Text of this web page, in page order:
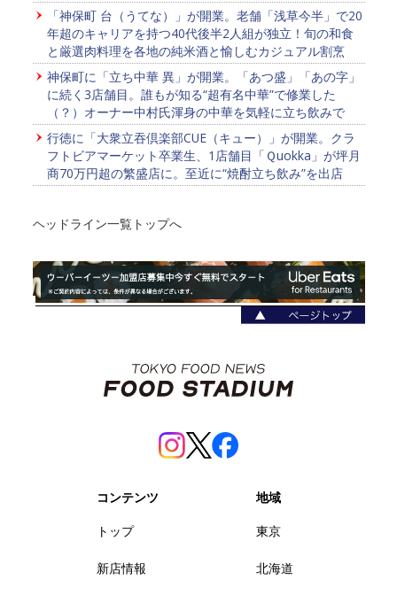
「神保町 台（うてな）」が開業。老舗「浅草今半」で20
年超のキャリアを持つ40代後半2人組が独立！旬の和食
と厳選肉料理を各地の純米酒と愉しむカジュアル割烹
神保町に「立ち中華 異」が開業。「あつ盛」「あの字」
に続く3店舗目。誰もが知る“超有名中華”で修業した
（？）オーナー中村氏渾身の中華を気軽に立ち飲みで
行徳に「大衆立吞倶楽部CUE（キュー）」が開業。クラ
フトビアマーケット卒業生、1店舗目「Ｑuokka」が坪月
商70万円超の繁盛店に。至近に“焼酎立ち飲み”を出店
ヘッドライン一覧トップへ
コンテンツ
トップ
新店情報
地域
東京
北海道